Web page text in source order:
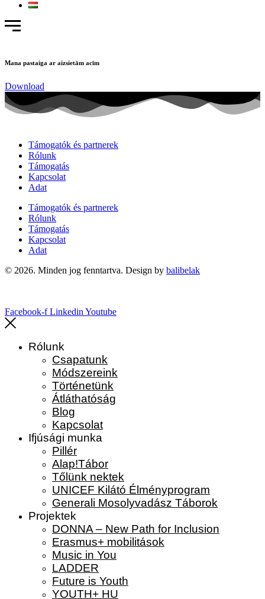
Mana pastaiga ar aizsietām acīm
Download
Támogatók és partnerek
Rólunk
Támogatás
Kapcsolat
Adat
Támogatók és partnerek
Rólunk
Támogatás
Kapcsolat
Adat
© 2026. Minden jog fenntartva. Design by balibelak
Facebook-f Linkedin Youtube
Rólunk
Csapatunk
Módszereink
Történetünk
Átláthatóság
Blog
Kapcsolat
Ifjúsági munka
Pillér
Alap!Tábor
Tőlünk nektek
UNICEF Kilátó Élményprogram
Generali Mosolyvadász Táborok
Projektek
DONNA – New Path for Inclusion
Erasmus+ mobilitások
Music in You
LADDER
Future is Youth
YOUTH+ HU